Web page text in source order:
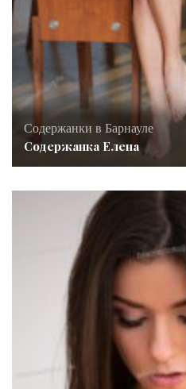
Содержанки в Барнауле
Содержанка Елена